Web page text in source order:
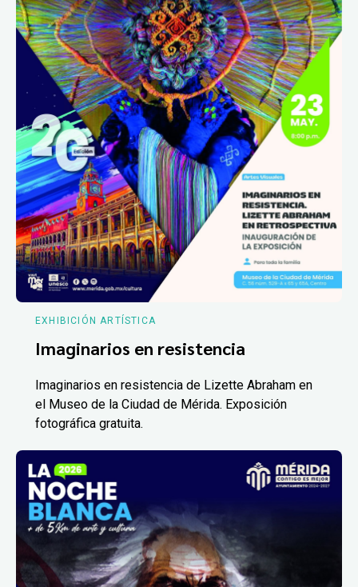
EXHIBICIÓN ARTÍSTICA
Imaginarios en resistencia
Imaginarios en resistencia de Lizette Abraham en
el Museo de la Ciudad de Mérida. Exposición
fotográfica gratuita.